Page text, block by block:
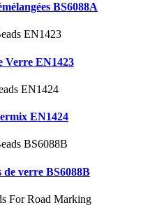
BS6088A
Verre EN1423
EN1424
de verre BS6088B